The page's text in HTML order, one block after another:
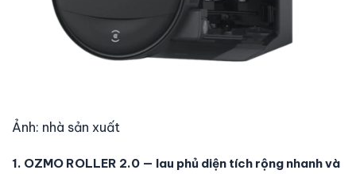
Ảnh: nhà sản xuất
1. OZMO ROLLER 2.0 — lau phủ diện tích rộng nhanh và